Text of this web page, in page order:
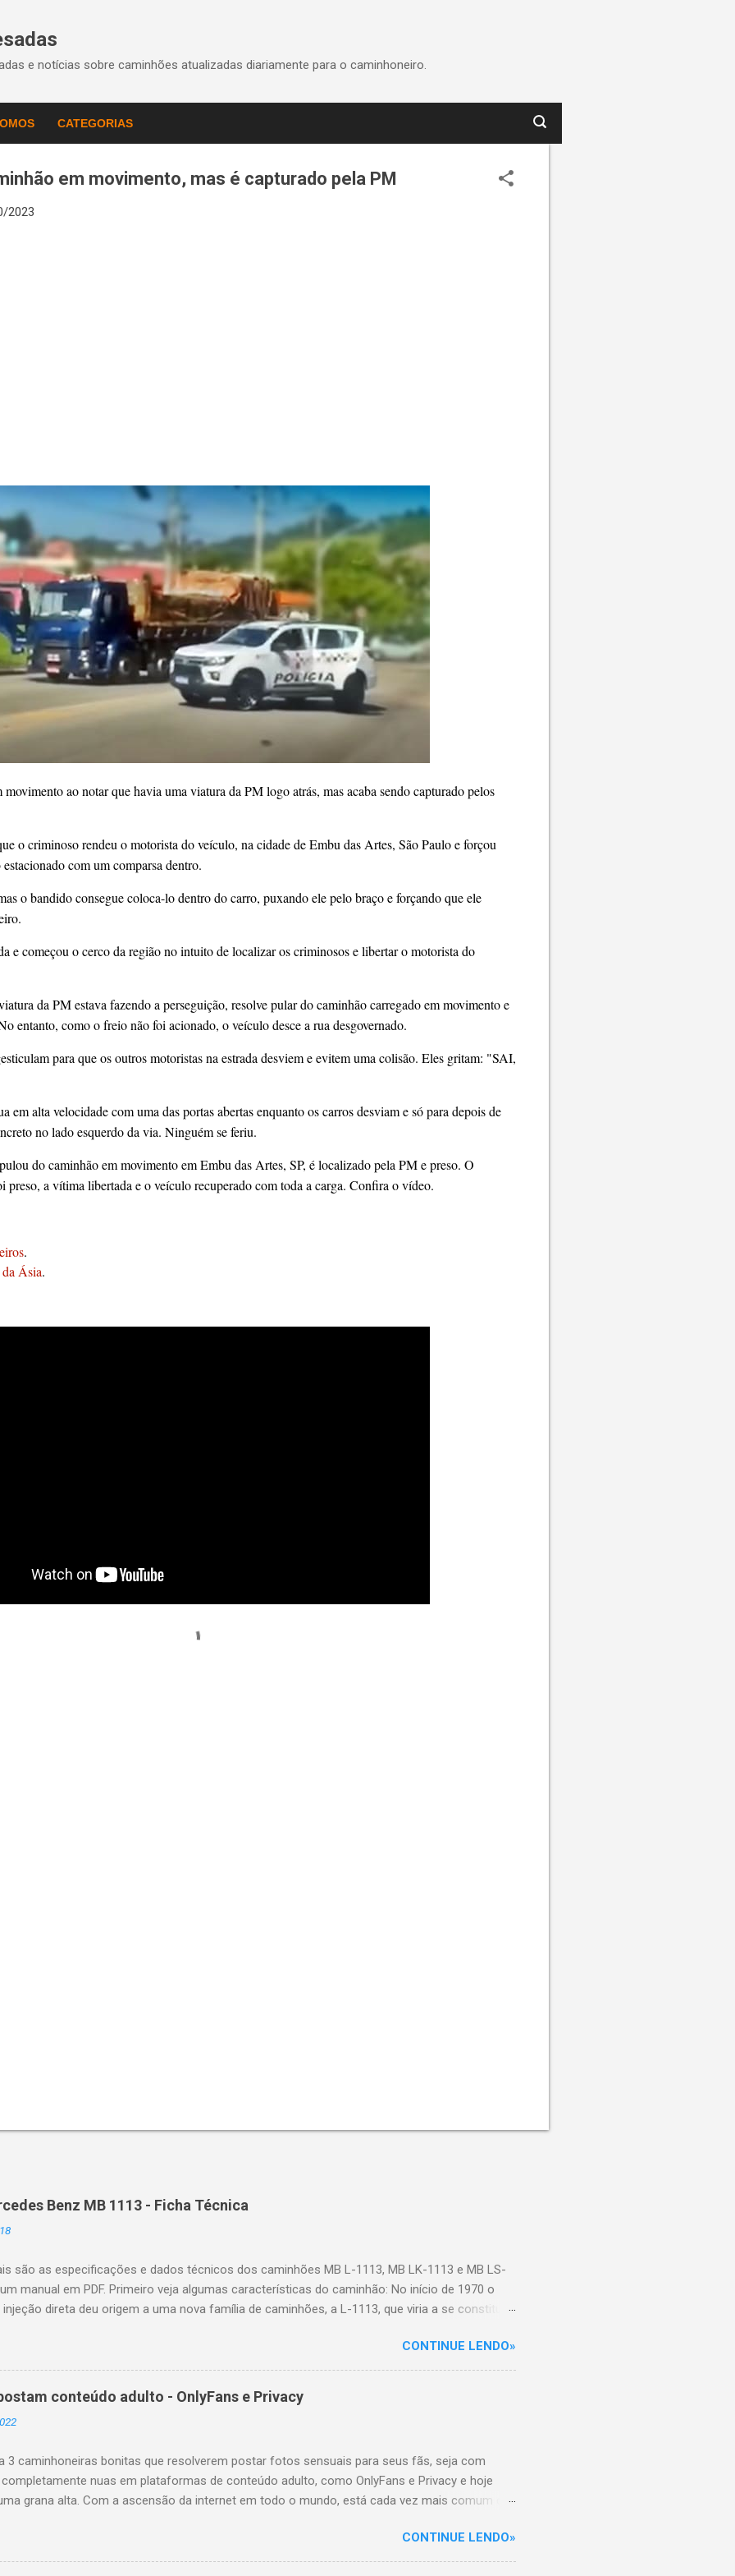
e notícias sobre caminhões atualizadas diariamente para o caminhoneiro.
CATEGORIAS
em movimento, mas é capturado pela PM
2023
ao notar que havia uma viatura da PM logo atrás, mas acaba sendo capturado pelos
o criminoso rendeu o motorista do veículo, na cidade de Embu das Artes, São Paulo e forçou
com um comparsa dentro.
o bandido consegue coloca-lo dentro do carro, puxando ele pelo braço e forçando que ele
e começou o cerco da região no intuito de localizar os criminosos e libertar o motorista do
da PM estava fazendo a perseguição, resolve pular do caminhão carregado em movimento e
entanto, como o freio não foi acionado, o veículo desce a rua desgovernado.
para que os outros motoristas na estrada desviem e evitem uma colisão. Eles gritam: "SAI,
em alta velocidade com uma das portas abertas enquanto os carros desviam e só para depois de
no lado esquerdo da via. Ninguém se feriu.
do caminhão em movimento em Embu das Artes, SP, é localizado pela PM e preso. O
preso, a vítima libertada e o veículo recuperado com toda a carga. Confira o vídeo.
.
Ásia.
Benz MB 1113 - Ficha Técnica
são as especificações e dados técnicos dos caminhões MB L-1113, MB LK-1113 e MB LS-
manual em PDF. Primeiro veja algumas características do caminhão: No início de 1970 o
direta deu origem a uma nova família de caminhões, a L-1113, que viria a se constituir
ser fabricada. Numa sequência ininterrupta, foram a seguir lançados outros quatro modelos
(sempre nas versões L, LK e LS). O que significa o L, LK e LS? L = caminhão toco ou truck;
basculante; LS = caminhão trator. Especificações do MB L-1113, MB LK-1113 e MB LS-
do motor diesel : om352 Cilindrada : 5675 cmᶟ Tipo de Injeção: direta 6 cilindros em linha
37 mkgf a 2000 rotações por minuto Potência máxima: 130 cavalos a 2800 rpm
CONTINUE LENDO»
conteúdo adulto - OnlyFans e Privacy
3 caminhoneiras bonitas que resolverem postar fotos sensuais para seus fãs, seja com
nuas em plataformas de conteúdo adulto, como OnlyFans e Privacy e hoje
grana alta. Com a ascensão da internet em todo o mundo, está cada vez mais comum que
todos os perrengues e alegrias. É o caso também dos motoristas de caminhões, onde
diariamente fotos e vídeos das viagens feitas, dos carregamentos de cargas, dos
CONTINUE LENDO»